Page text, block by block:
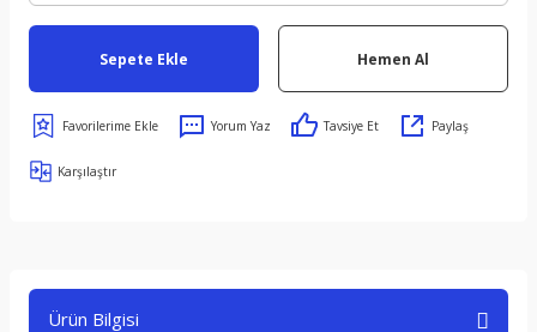
Sepete Ekle Hemen Al
Yorum Yaz Tavsiye Et Paylaş
Karşılaştır
Ürün Bilgisi